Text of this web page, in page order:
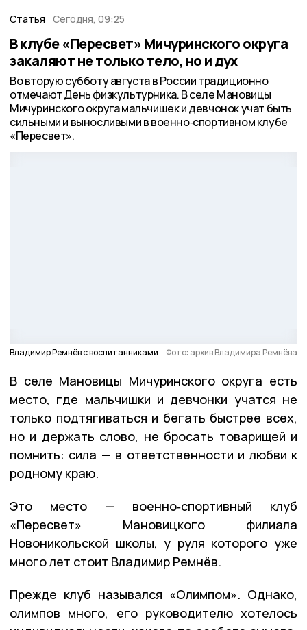
Статья Сегодня, 09:25
В клубе «Пересвет» Мичуринского округа
закаляют не только тело, но и дух
Во вторую субботу августа в России традиционно
отмечают День физкультурника. В селе Мановицы
Мичуринского округа мальчишек и девчонок учат быть
сильными и выносливыми в военно‑спортивном клубе
«Пересвет».
Владимир Ремнёв с воспитанниками Фото: архив Владимира Ремнёва
В селе Мановицы Мичуринского округа есть
место, где мальчишки и девчонки учатся не
только подтягиваться и бегать быстрее всех,
но и держать слово, не бросать товарищей и
помнить: сила — в ответственности и любви к
родному краю.
Это место — военно‑спортивный клуб
«Пересвет» Мановицкого филиала
Новоникольской школы, у руля которого уже
много лет стоит Владимир Ремнёв.
Прежде клуб назывался «Олимпом». Однако,
олимпов много, его руководителю хотелось